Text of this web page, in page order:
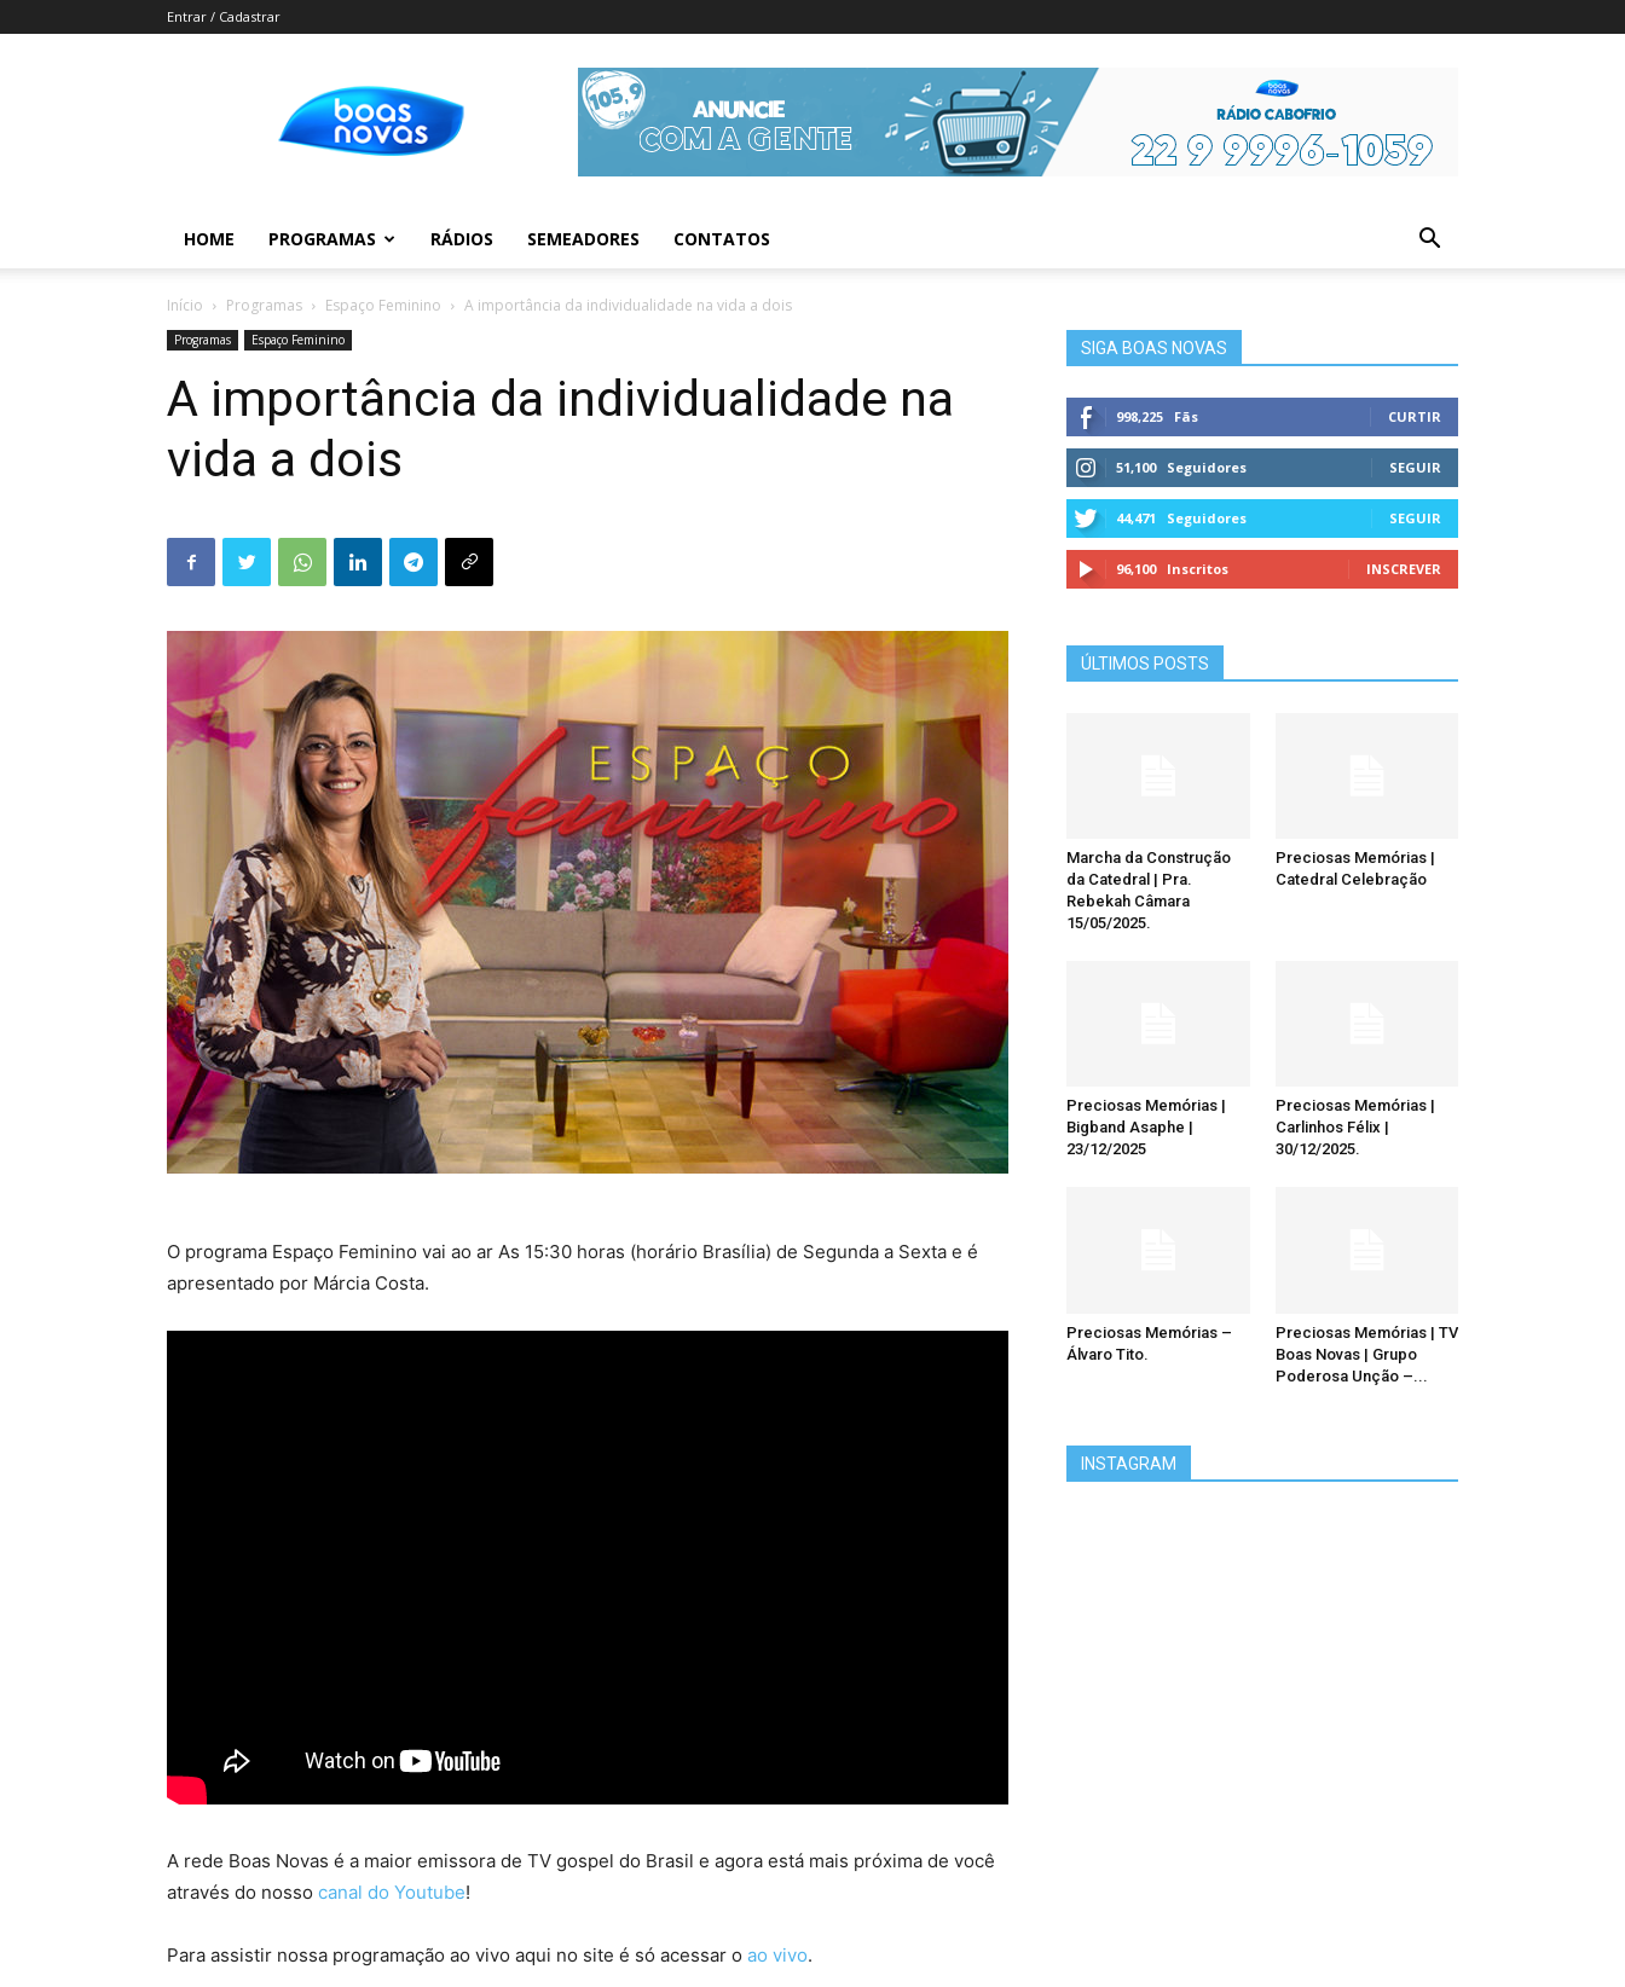
Entrar / Cadastrar
Novas
Informações da Figura
HOME PROGRAMAS RÁDIOS SEMEADORES CONTATOS
Início Programas Espaço Feminino A importância da individualidade na vida a dois
Programas Espaço Feminino
A importância da individualidade na
vida a dois
O programa Espaço Feminino vai ao ar As 15:30 horas (horário Brasília) de Segunda a Sexta e é
apresentado por Márcia Costa.
A rede Boas Novas é a maior emissora de TV gospel do Brasil e agora está mais próxima de você
através do nosso canal do Youtube!
Para assistir nossa programação ao vivo aqui no site é só acessar o ao vivo.
SIGA BOAS NOVAS
998,225 Fãs CURTIR
51,100 Seguidores SEGUIR
44,471 Seguidores SEGUIR
96,100 Inscritos INSCREVER
ÚLTIMOS POSTS
Marcha da Construção
da Catedral | Pra.
Rebekah Câmara
15/05/2025.
Preciosas Memórias |
Catedral Celebração
Preciosas Memórias |
Bigband Asaphe |
23/12/2025
Preciosas Memórias |
Carlinhos Félix |
30/12/2025.
Preciosas Memórias –
Álvaro Tito.
Preciosas Memórias | TV
Boas Novas | Grupo
Poderosa Unção –...
INSTAGRAM